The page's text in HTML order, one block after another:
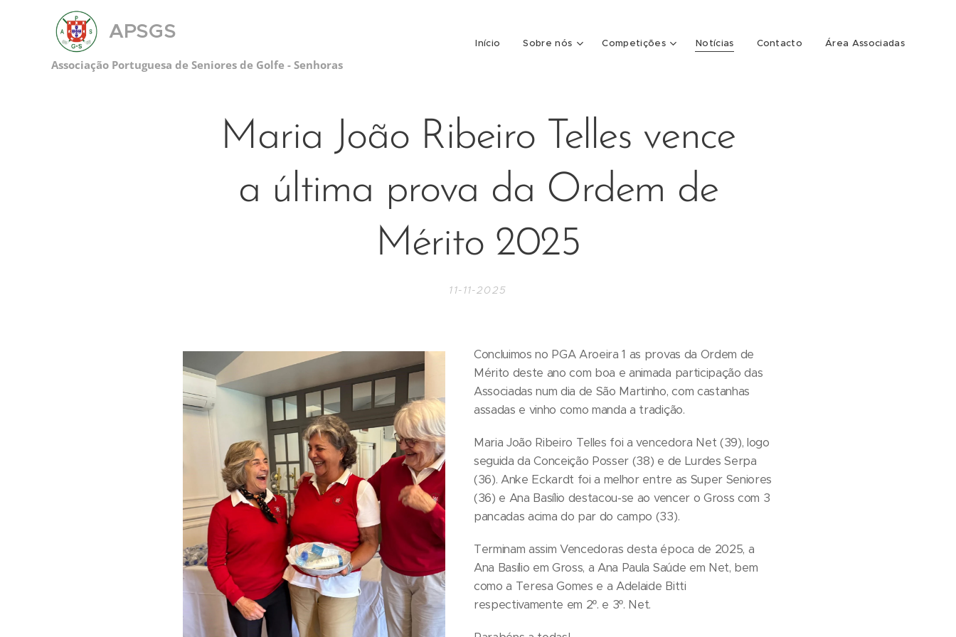
APSGS
Associação Portuguesa de Seniores de Golfe - Senhoras
Início Sobre nós Competições Notícias Contacto Área Associadas
Maria João Ribeiro Telles vence
a última prova da Ordem de
Mérito 2025
11-11-2025
Concluimos no PGA Aroeira 1 as provas da Ordem de
Mérito deste ano com boa e animada participação das
Associadas num dia de São Martinho, com castanhas
assadas e vinho como manda a tradição.
Maria João Ribeiro Telles foi a vencedora Net (39), logo
seguida da Conceição Posser (38) e de Lurdes Serpa
(36). Anke Eckardt foi a melhor entre as Super Seniores
(36) e Ana Basílio destacou-se ao vencer o Gross com 3
pancadas acima do par do campo (33).
Terminam assim Vencedoras desta época de 2025, a
Ana Basílio em Gross, a Ana Paula Saúde em Net, bem
como a Teresa Gomes e a Adelaide Bitti
respectivamente em 2º. e 3º. Net.